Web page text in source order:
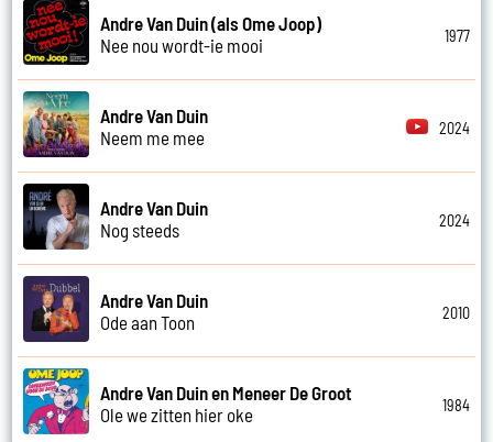
Andre Van Duin (als Ome Joop)
Nee nou wordt-ie mooi
1977
Andre Van Duin
Neem me mee
2024
Andre Van Duin
Nog steeds
2024
Andre Van Duin
Ode aan Toon
2010
Andre Van Duin en Meneer De Groot
Ole we zitten hier oke
1984